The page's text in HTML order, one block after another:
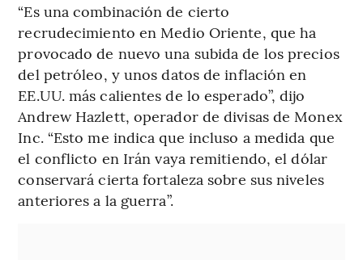
“Es una combinación de cierto
recrudecimiento en Medio Oriente, que ha
provocado de nuevo una subida de los precios
del petróleo, y unos datos de inflación en
EE.UU. más calientes de lo esperado”, dijo
Andrew Hazlett, operador de divisas de Monex
Inc. “Esto me indica que incluso a medida que
el conflicto en Irán vaya remitiendo, el dólar
conservará cierta fortaleza sobre sus niveles
anteriores a la guerra”.